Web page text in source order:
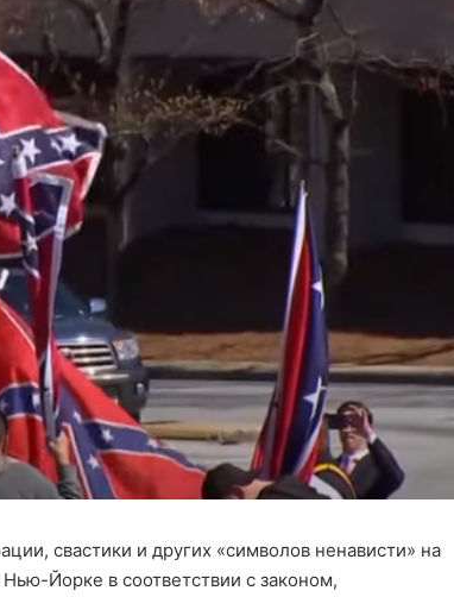
свастики и других «символов ненависти» на
Йорке в соответствии с законом,